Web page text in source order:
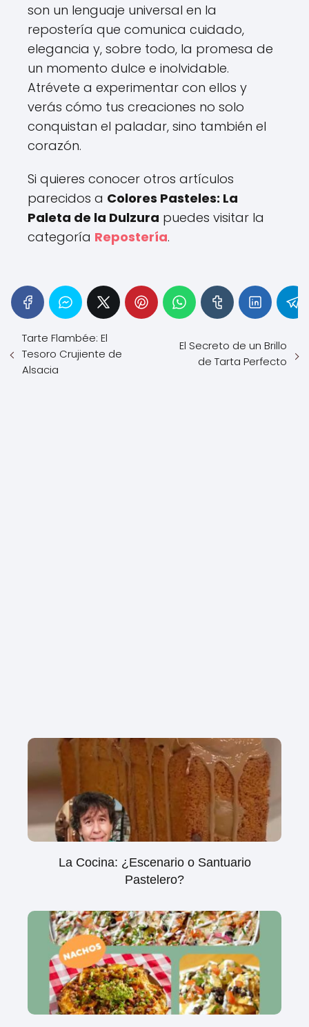
son un lenguaje universal en la
repostería que comunica cuidado,
elegancia y, sobre todo, la promesa de
un momento dulce e inolvidable.
Atrévete a experimentar con ellos y
verás cómo tus creaciones no solo
conquistan el paladar, sino también el
corazón.
Si quieres conocer otros artículos
parecidos a Colores Pasteles: La
Paleta de la Dulzura puedes visitar la
categoría Repostería.
Tarte Flambée: El
Tesoro Crujiente de
Alsacia
El Secreto de un Brillo
de Tarta Perfecto
La Cocina: ¿Escenario o Santuario
Pastelero?